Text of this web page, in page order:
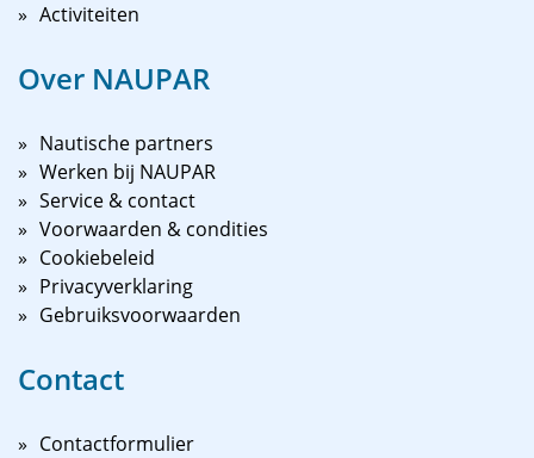
Activiteiten
Over NAUPAR
Nautische partners
Werken bij NAUPAR
Service & contact
Voorwaarden & condities
Cookiebeleid
Privacyverklaring
Gebruiksvoorwaarden
Contact
Contactformulier